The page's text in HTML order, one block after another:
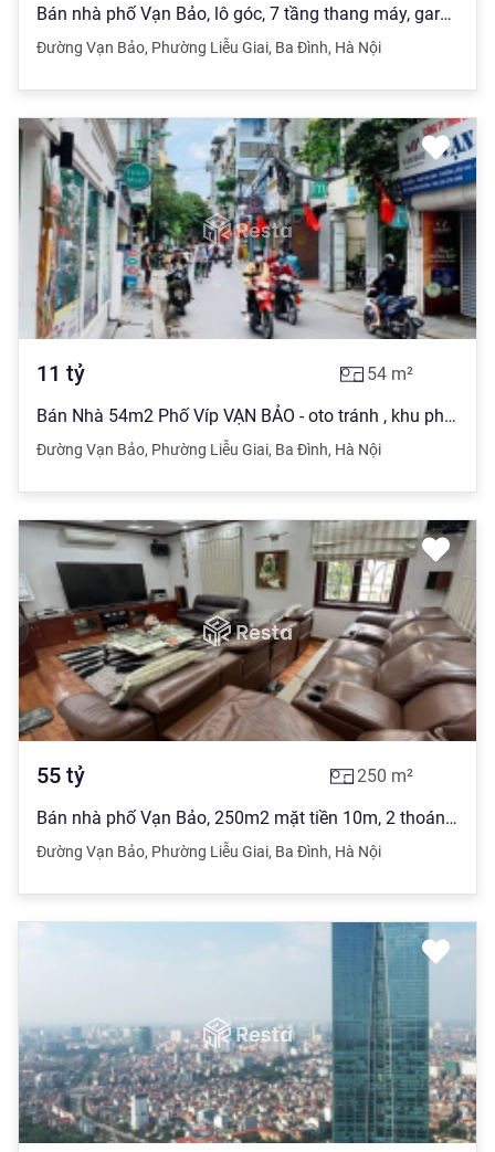
Bán nhà phố Vạn Bảo, lô góc, 7 tầng thang máy, gara ô tô, kinh doanh
Đường Vạn Bảo, Phường Liễu Giai, Ba Đình, Hà Nội
11 tỷ 54 m²
Bán Nhà 54m2 Phố Víp VẠN BẢO - oto tránh , khu phân lô của cán bộ cao cấp - 11.4 tỷ có tl
Đường Vạn Bảo, Phường Liễu Giai, Ba Đình, Hà Nội
55 tỷ 250 m²
Bán nhà phố Vạn Bảo, 250m2 mặt tiền 10m, 2 thoáng vĩnh viễn, nhỉnh 50 tỷ
Đường Vạn Bảo, Phường Liễu Giai, Ba Đình, Hà Nội